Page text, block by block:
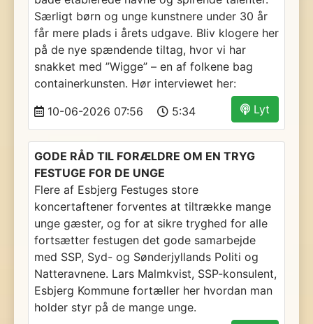
Særligt børn og unge kunstnere under 30 år
får mere plads i årets udgave. Bliv klogere her
på de nye spændende tiltag, hvor vi har
snakket med ”Wigge” – en af folkene bag
containerkunsten. Hør interviewet her:
Lyt
10-06-2026 07:56 5:34
GODE RÅD TIL FORÆLDRE OM EN TRYG
FESTUGE FOR DE UNGE
Flere af Esbjerg Festuges store
koncertaftener forventes at tiltrække mange
unge gæster, og for at sikre tryghed for alle
fortsætter festugen det gode samarbejde
med SSP, Syd- og Sønderjyllands Politi og
Natteravnene. Lars Malmkvist, SSP-konsulent,
Esbjerg Kommune fortæller her hvordan man
holder styr på de mange unge.